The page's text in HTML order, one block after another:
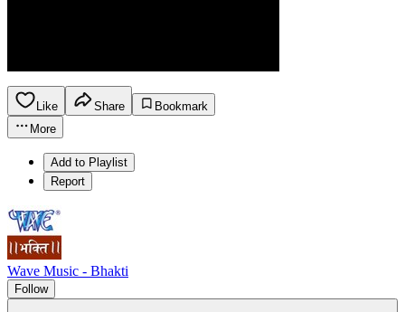
Like Share
Bookmark
More
Add to Playlist
Report
Wave Music - Bhakti
Follow